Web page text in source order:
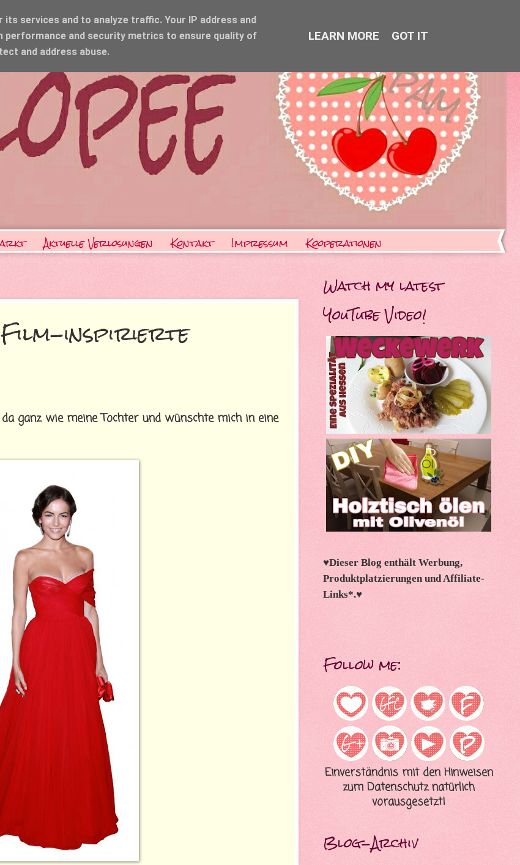
Aktuelle Verlosungen Kontakt Impressum Kooperationen
Film-inspirierte
ganz wie meine Tochter und wünschte mich in eine
Watch my latest
YouTube Video!
♥Dieser Blog enthält Werbung,
Produktplatzierungen und Affiliate-
Links*.♥
Follow me:
Einverständnis mit den Hinweisen
zum Datenschutz natürlich
vorausgesetzt!
Blog-Archiv
services and to analyze traffic. Your IP address and
performance and security metrics to ensure quality of
and address abuse.
LEARN MORE GOT IT